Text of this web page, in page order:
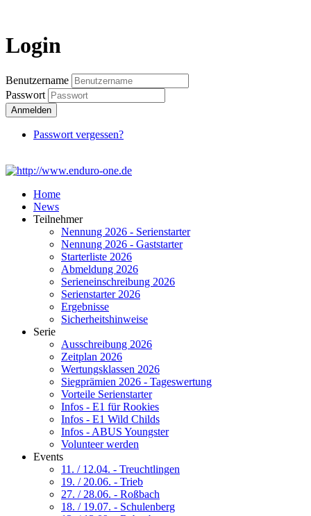
Login
Benutzername
Passwort
Anmelden
Passwort vergessen?
Home
News
Teilnehmer
Nennung 2026 - Serienstarter
Nennung 2026 - Gaststarter
Starterliste 2026
Abmeldung 2026
Serieneinschreibung 2026
Serienstarter 2026
Ergebnisse
Sicherheitshinweise
Serie
Ausschreibung 2026
Zeitplan 2026
Wertungsklassen 2026
Siegprämien 2026 - Tageswertung
Vorteile Serienstarter
Infos - E1 für Rookies
Infos - E1 Wild Childs
Infos - ABUS Youngster
Volunteer werden
Events
11. / 12.04. - Treuchtlingen
19. / 20.06. - Trieb
27. / 28.06. - Roßbach
18. / 19.07. - Schulenberg